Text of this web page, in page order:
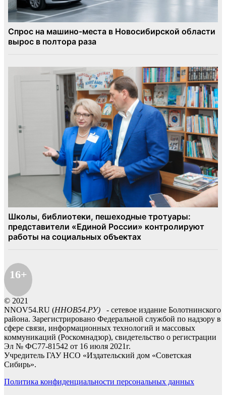
16+
© 2021
NNOV54.RU (ННОВ54.РУ) - сетевое издание Болотнинского
района. Зарегистрировано Федеральной службой по надзору в
сфере связи, информационных технологий и массовых
коммуникаций (Роскомнадзор), свидетельство о регистрации
Эл № ФС77-81542 от 16 июля 2021г.
Учредитель ГАУ НСО «Издательский дом «Советская
Сибирь».
Политика конфиденциальности персональных данных